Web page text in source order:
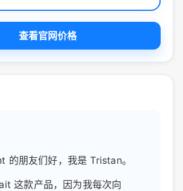
查看官网价格
的朋友们好，我是 Tristan。
这款产品，因为我每次向